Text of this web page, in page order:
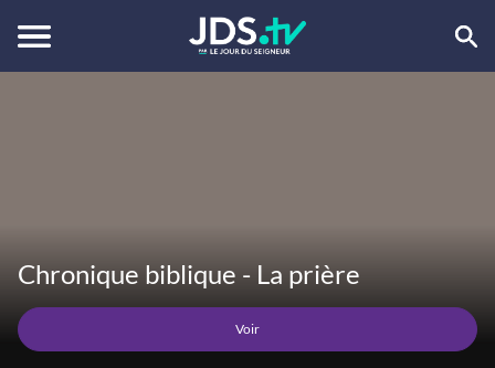
Chronique biblique - La prière
Voir